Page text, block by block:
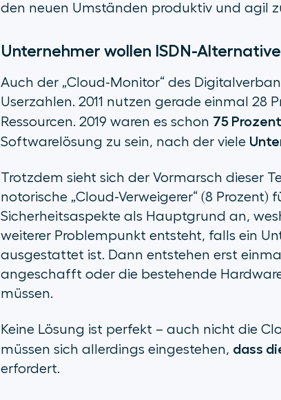
den neuen Umständen produktiv und agil
Unternehmer wollen ISDN-
Auch der „Cloud-Monitor“ des
Userzahlen. 2011 nutzen gerade einmal 28
Ressourcen. 2019 waren es schon 75 Prozent
Softwarelösung zu sein, nach der viele
Trotzdem sieht sich der Vormarsch dieser
notorische „Cloud-Verweigerer“ (8 Prozent)
Sicherheitsaspekteals Hauptgrund an,
weiterer Problempunkt entsteht, falls ein
ausgestattet ist. Dann entstehen erst
angeschafft oder die bestehende
müssen.
Keine Lösung ist perfekt – auch nicht die
müssen sich allerdings eingestehen, dass
erfordert.